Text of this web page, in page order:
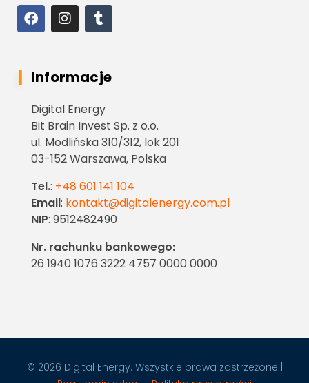
Informacje
Digital Energy
Bit Brain Invest Sp. z o.o.
ul. Modlińska 310/312, lok 201
03-152 Warszawa, Polska
Tel.: +48 601 141 104
Email: kontakt@digitalenergy.com.pl
NIP: 9512482490
Nr. rachunku bankowego:
26 1940 1076 3222 4757 0000 0000
© 2026 Digital Energy. Wszystkie prawa zastrzeżone |